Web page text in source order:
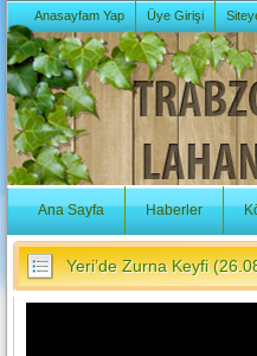
Anasayfam Yap Üye Girişi
Ana Sayfa Haberler
Yeri’de Zurna Keyfi